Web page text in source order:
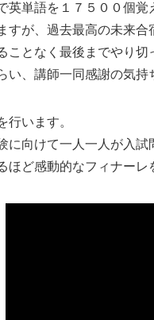
英単語を１７５００個覚
すが、過去最高の未来合
ことなく最後までやり切
い、講師一同感謝の気持
行います。
に向けて一人一人が入試
ほど感動的なフィナーレ